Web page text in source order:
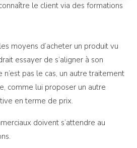
le client via des formations
moyens d’acheter un produit vu
essayer de s’aligner à son
n’est pas le cas, un autre traitement
comme lui proposer un autre
en terme de prix.
doivent s’attendre au